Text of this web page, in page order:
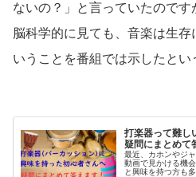
ないの？」と言っていたのです
脳科学的に見ても、音楽は生存
いうことを番組では示したとい
打楽器って難し
疑問にまとめて
最近、カホンやジ
動画で見かける機
と興味を持つ方も